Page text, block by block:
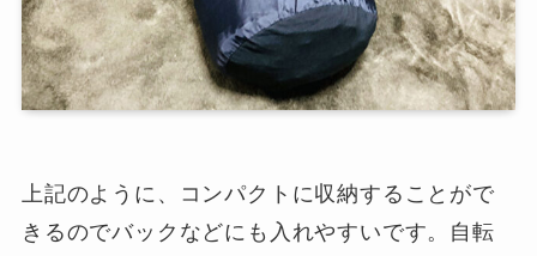
上記のように、コンパクトに収納することがで
きるのでバックなどにも入れやすいです。自転